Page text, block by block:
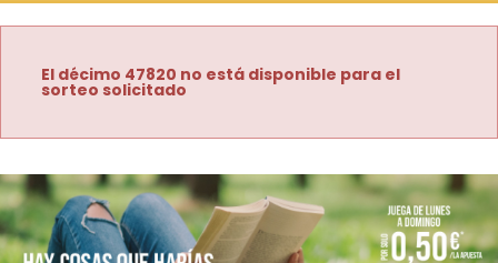
El décimo 47820 no está disponible para el
sorteo solicitado